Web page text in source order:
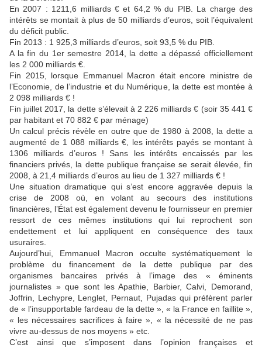
En 2007 : 1211,6 milliards € et 64,2 % du PIB. La charge des
intérêts se montait à plus de 50 milliards d’euros, soit l’équivalent
du déficit public.
Fin 2013 : 1 925,3 milliards d’euros, soit 93,5 % du PIB.
A la fin du 1er semestre 2014, la dette a dépassé officiellement
les 2 000 milliards €.
Fin 2015, lorsque Emmanuel Macron était encore ministre de
l’Economie, de l’industrie et du Numérique, la dette est montée à
2 098 milliards € !
Fin juillet 2017, la dette s’élevait à 2 226 milliards € (soir 35 441 €
par habitant et 70 882 € par ménage)
Un calcul précis révèle en outre que de 1980 à 2008, la dette a
augmenté de 1 088 milliards €, les intérêts payés se montant à
1306 milliards d’euros ! Sans les intérêts encaissés par les
financiers privés, la dette publique française se serait élevée, fin
2008, à 21,4 milliards d’euros au lieu de 1 327 milliards € !
Une situation dramatique qui s’est encore aggravée depuis la
crise de 2008 où, en volant au secours des institutions
financières, l’État est également devenu le fournisseur en premier
ressort de ces mêmes institutions qui lui reprochent son
endettement et lui appliquent en conséquence des taux
usuraires.
Aujourd’hui, Emmanuel Macron occulte systématiquement le
problème du financement de la dette publique par des
organismes bancaires privés à l’image des « éminents
journalistes » que sont les Apathie, Barbier, Calvi, Demorand,
Joffrin, Lechypre, Lenglet, Pernaut, Pujadas qui préfèrent parler
de « l’insupportable fardeau de la dette », « la France en faillite »,
« les nécessaires sacrifices à faire », « la nécessité de ne pas
vivre au-dessus de nos moyens » etc.
C’est ainsi que s’imposent dans l’opinion françaises et